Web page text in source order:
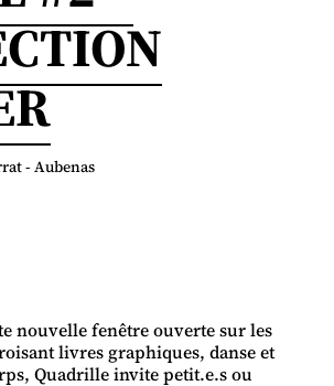
- Aubenas
nouvelle fenêtre ouverte sur les
livres graphiques, danse et
Quadrille invite petit.e.s ou